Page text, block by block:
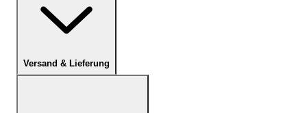
Versand & Lieferung